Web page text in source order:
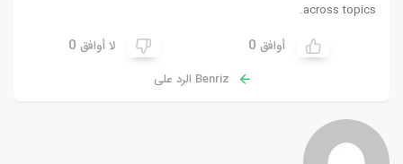
across topics.
أوافق 0 لا أوافق 0
Benriz الرد على